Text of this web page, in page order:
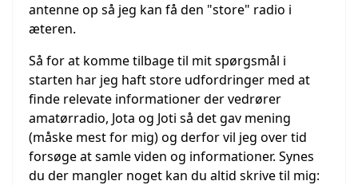
antenne op så jeg kan få den "store" radio i
æteren.
Så for at komme tilbage til mit spørgsmål i
starten har jeg haft store udfordringer med at
finde relevate informationer der vedrører
amatørradio, Jota og Joti så det gav mening
(måske mest for mig) og derfor vil jeg over tid
forsøge at samle viden og informationer. Synes
du der mangler noget kan du altid skrive til mig: